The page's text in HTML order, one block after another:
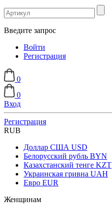
Введите запрос
Войти
Регистрация
0
0
Вход
Регистрация
RUB
Доллар США USD
Белорусский рубль BYN
Казахстанский тенге KZT
Украинская гривна UAH
Евро EUR
Женщинам